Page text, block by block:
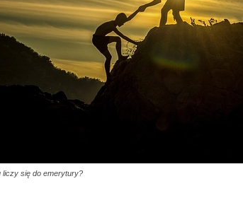
liczy się do emerytury?